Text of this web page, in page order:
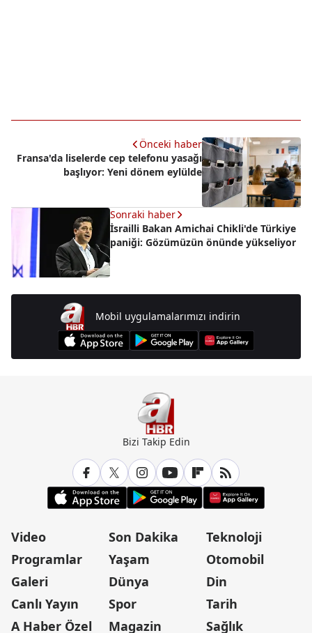
Önceki haber
Fransa'da liselerde cep telefonu yasağı
başlıyor: Yeni dönem eylülde
Sonraki haber
İsrailli Bakan Amichai Chikli'de Türkiye
paniği: Gözümüzün önünde yükseliyor
Mobil uygulamalarımızı indirin
Bizi Takip Edin
Video
Programlar
Galeri
Canlı Yayın
A Haber Özel
Son Dakika
Yaşam
Dünya
Spor
Magazin
Teknoloji
Otomobil
Din
Tarih
Sağlık